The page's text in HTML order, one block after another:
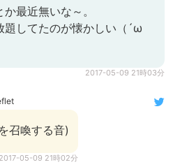
最近無いな～。
題してたのが懐かしい（´ω
2017-05-09 21時03分
召喚する音)
2017-05-09 21時02分